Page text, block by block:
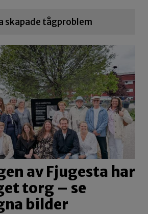
skapade tågproblem
av Fjugesta har
torg – se
bilder